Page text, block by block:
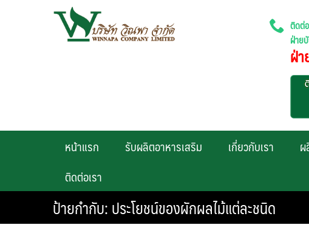
ติดต่
ฝ่าย
ฝ่
หน้าแรก รับผลิตอาหารเสริม เกี่ยวกับเรา
ติดต่อเรา
ป้ายกำกับ:ประโยชน์ของผักผลไม้แต่ละชนิด